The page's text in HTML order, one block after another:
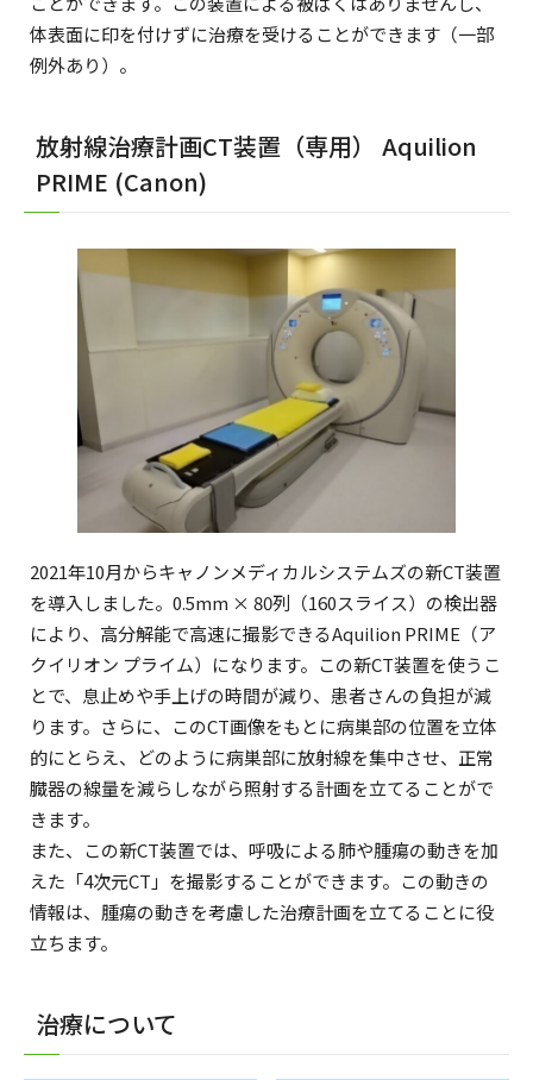
体表面に印を付けずに治療を受けることができます（一部
例外あり）。
放射線治療計画CT装置（専用） Aquilion
PRIME (Canon)
2021年10月からキャノンメディカルシステムズの新CT装置
を導入しました。0.5mm × 80列（160スライス）の検出器
により、高分解能で高速に撮影できるAquilion PRIME（ア
クイリオン プライム）になります。この新CT装置を使うこ
とで、息止めや手上げの時間が減り、患者さんの負担が減
ります。さらに、このCT画像をもとに病巣部の位置を立体
的にとらえ、どのように病巣部に放射線を集中させ、正常
臓器の線量を減らしながら照射する計画を立てることがで
きます。
また、この新CT装置では、呼吸による肺や腫瘍の動きを加
えた「4次元CT」を撮影することができます。この動きの
情報は、腫瘍の動きを考慮した治療計画を立てることに役
立ちます。
治療について